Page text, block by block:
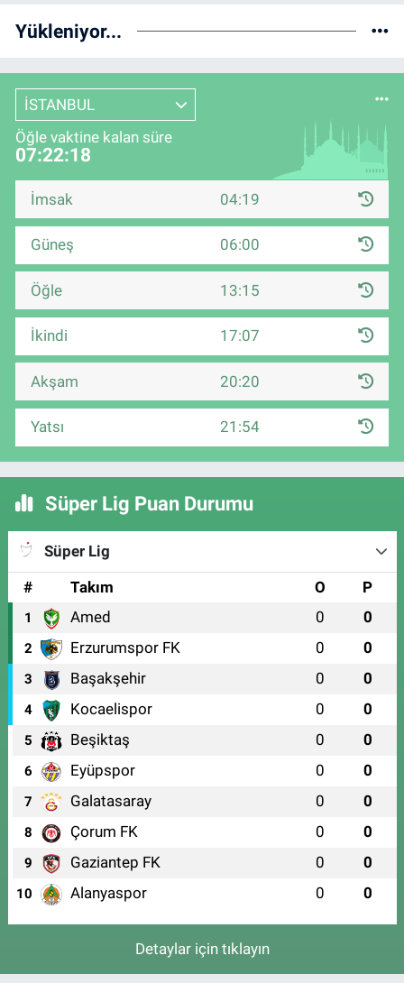
Yükleniyor...
İSTANBUL
Öğle vaktine kalan süre
07:22:17
İmsak 04:19
Güneş 06:00
Öğle 13:15
İkindi 17:07
Akşam 20:20
Yatsı 21:54
Süper Lig Puan Durumu
Süper Lig
#
Takım O P
1 Amed 0 0
2 Erzurumspor FK 0 0
3 Başakşehir 0 0
4 Kocaelispor 0 0
5 Beşiktaş 0 0
6 Eyüpspor 0 0
7 Galatasaray 0 0
8 Çorum FK 0 0
9 Gaziantep FK 0 0
10 Alanyaspor 0 0
Detaylar için tıklayın